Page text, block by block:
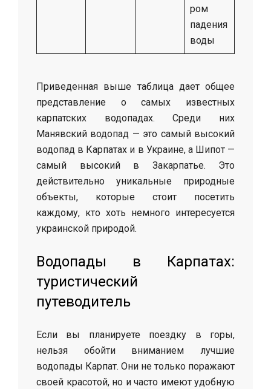
ром
падения
воды
Приведенная выше таблица дает общее
представление о самых известных
карпатских водопадах. Среди них
Манявский водопад — это самый высокий
водопад в Карпатах и в Украине, а Шипот —
самый высокий в Закарпатье. Это
действительно уникальные природные
объекты, которые стоит посетить
каждому, кто хоть немного интересуется
украинской природой.
Водопады в Карпатах:
туристический
путеводитель
Если вы планируете поездку в горы,
нельзя обойти вниманием лучшие
водопады Карпат. Они не только поражают
своей красотой, но и часто имеют удобную